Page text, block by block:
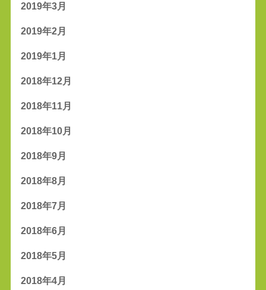
2019年3月
2019年2月
2019年1月
2018年12月
2018年11月
2018年10月
2018年9月
2018年8月
2018年7月
2018年6月
2018年5月
2018年4月